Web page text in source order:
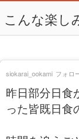
こんな楽し
昨日部分日食
った皆既日食
siokarai_ookami フォロ